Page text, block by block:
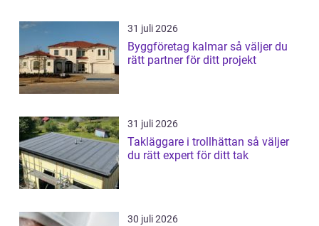
31 juli 2026
Byggföretag kalmar så väljer du
rätt partner för ditt projekt
31 juli 2026
Takläggare i trollhättan så väljer
du rätt expert för ditt tak
30 juli 2026